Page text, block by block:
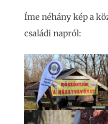
Íme néhány kép a
családi napról: